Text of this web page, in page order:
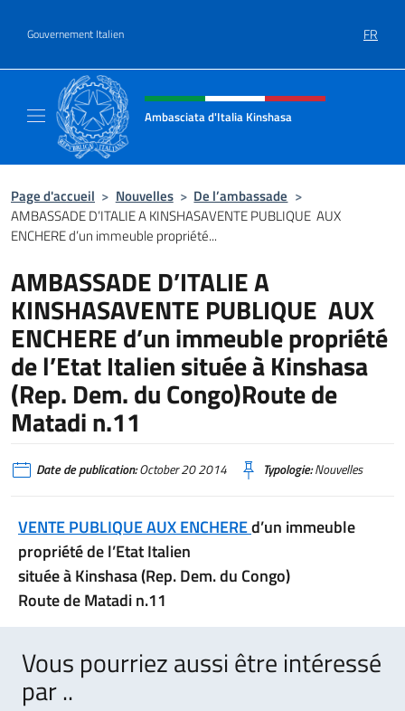
Gouvernement Italien FR
Site Web, social et en-tête de
Ambasciata d'Italia Kinshasa
Page d'accueil > Nouvelles > De l’ambassade >
AMBASSADE D’ITALIE A KINSHASAVENTE PUBLIQUE AUX
ENCHERE d’un immeuble propriété...
AMBASSADE D’ITALIE A
KINSHASAVENTE PUBLIQUE AUX
ENCHERE d’un immeuble propriété
de l’Etat Italien située à Kinshasa
(Rep. Dem. du Congo)Route de
Matadi n.11
Date de publication:October 20 2014 Typologie:Nouvelles
VENTE PUBLIQUE AUX ENCHEREd’un immeuble
propriété de l’Etat Italien
située à Kinshasa (Rep. Dem. du Congo)
Route de Matadi n.11
Vous pourriez aussi être intéressé
par ..